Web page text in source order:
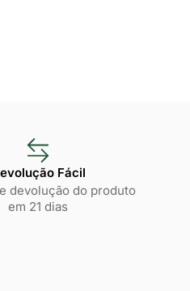
Fácil
devolução do produto
em 21 dias